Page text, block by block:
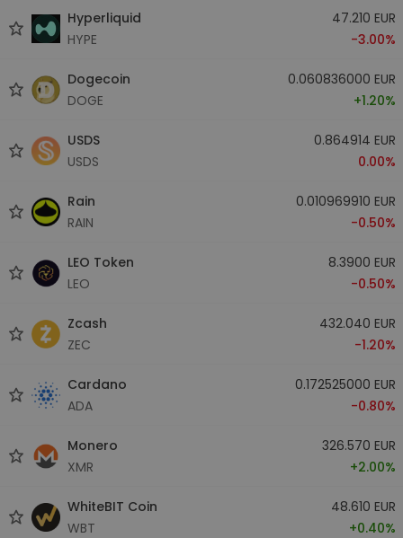
Hyperliquid
HYPE
47.210 EUR
-3.00%
Dogecoin
DOGE
0.060836000 EUR
+1.20%
USDS
USDS
0.864914 EUR
0.00%
Rain
RAIN
0.010969910 EUR
-0.50%
LEO Token
LEO
8.3900 EUR
-0.50%
Zcash
ZEC
432.040 EUR
-1.20%
Cardano
ADA
0.172525000 EUR
-0.80%
Monero
XMR
326.570 EUR
+2.00%
WhiteBIT Coin
WBT
48.610 EUR
+0.40%